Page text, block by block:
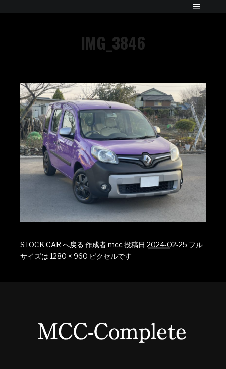
IMG_3846
STOCK CAR へ戻る 作成者mcc投稿日 2024-02-25 フル
サイズは 1280 × 960 ピクセルです